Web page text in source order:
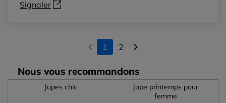
Signaler
1 2
Nous vous recommandons
Jupes chic
Jupe printemps pour
femme